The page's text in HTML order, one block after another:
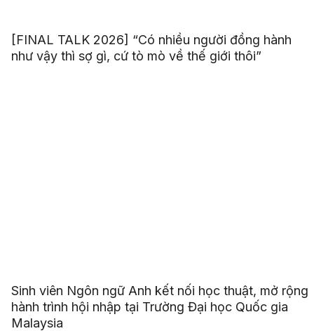
[FINAL TALK 2026] “Có nhiều người đồng hành
như vậy thì sợ gì, cứ tò mò về thế giới thôi”
Sinh viên Ngôn ngữ Anh kết nối học thuật, mở rộng
hành trình hội nhập tại Trường Đại học Quốc gia
Malaysia